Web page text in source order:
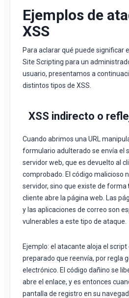
Ejemplos de
XSS
Para aclarar qué puede significar
Site Scripting para un
usuario, presentamos a
distintos tipos de XSS.
XSS indirecto o
Cuando abrimos una URL
formulario adulterado se envía el
servidor web, que es devuelto al
comprobado. El código malicioso
servidor, sino que existe de forma
cliente abre la página web. Las
y las aplicaciones de correo son
vulnerables a este tipo de ataque.
Ejemplo: el atacante aloja el script
preparado que reenvía, por regla
electrónico. El código dañino se
abre el enlace, y es entonces
pantalla de registro en su